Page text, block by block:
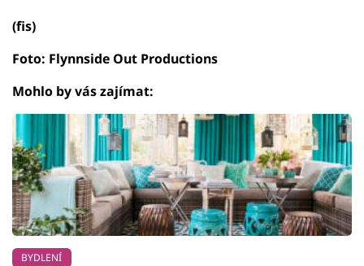
(fis)
Foto: Flynnside Out Productions
Mohlo by vás zajímat:
BYDLENÍ